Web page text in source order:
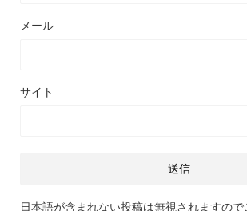
メール
サイト
日本語が含まれない投稿は無視されますので